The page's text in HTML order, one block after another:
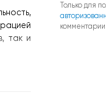
так и
Только для
комментарии